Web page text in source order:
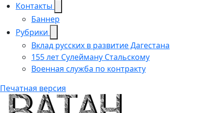
Контакты
Баннер
Рубрики
Вклад русских в развитие Дагестана
155 лет Сулейману Стальскому
Военная служба по контракту
Печатная версия